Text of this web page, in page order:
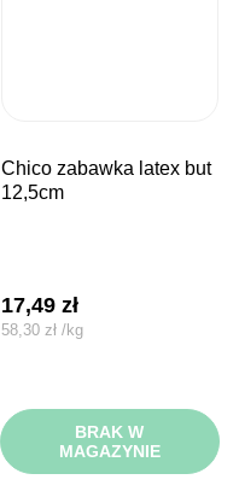
chico zabawka latex but
12,5cm
17,49 zł
58,30 zł /kg
BRAK W
MAGAZYNIE